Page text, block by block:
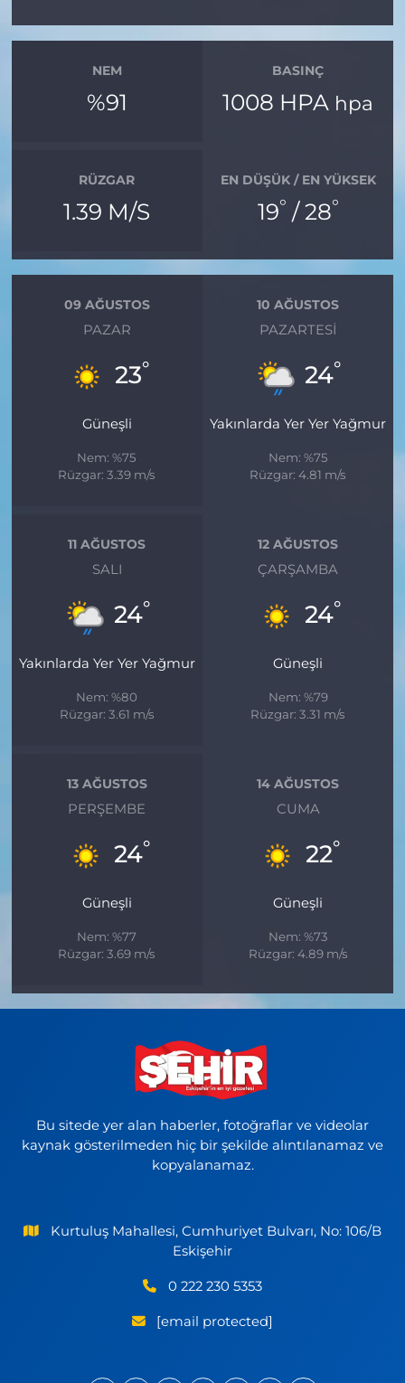
NEM
%91
BASINÇ
1008 HPA hpa
RÜZGAR
1.39 M/S
EN DÜŞÜK / EN YÜKSEK
19° / 28°
09 AĞUSTOS
PAZAR
23°
Güneşli
Nem: %75
Rüzgar: 3.39 m/s
10 AĞUSTOS
PAZARTESI
24°
Yakınlarda Yer Yer Yağmur
Nem: %75
Rüzgar: 4.81 m/s
11 AĞUSTOS
SALI
24°
Yakınlarda Yer Yer Yağmur
Nem: %80
Rüzgar: 3.61 m/s
12 AĞUSTOS
ÇARŞAMBA
24°
Güneşli
Nem: %79
Rüzgar: 3.31 m/s
13 AĞUSTOS
PERŞEMBE
24°
Güneşli
Nem: %77
Rüzgar: 3.69 m/s
14 AĞUSTOS
CUMA
22°
Güneşli
Nem: %73
Rüzgar: 4.89 m/s
Bu sitede yer alan haberler, fotoğraflar ve videolar
kaynak gösterilmeden hiç bir şekilde alıntılanamaz ve
kopyalanamaz.
Kurtuluş Mahallesi, Cumhuriyet Bulvarı, No: 106/B
Eskişehir
0 222 230 5353
[email protected]